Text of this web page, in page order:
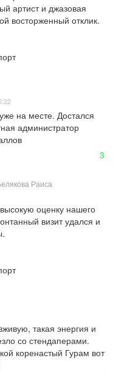
артист и джазовая
восторженный отклик.
на месте. Достался
администратор
3
Раиса
оценку нашего
визит удался и
такая энергия и
со стендаперами.
коренастый Гурам вот